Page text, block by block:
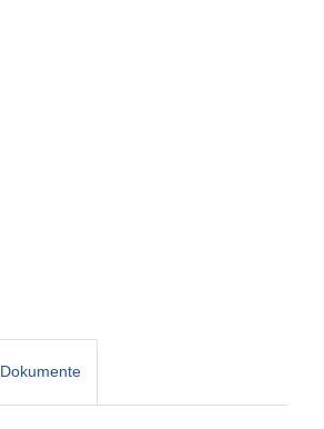
Dokumente